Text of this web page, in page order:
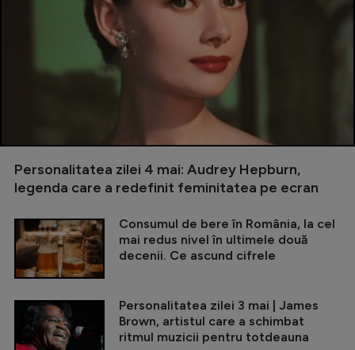
Personalitatea zilei 4 mai: Audrey Hepburn,
legenda care a redefinit feminitatea pe ecran
Consumul de bere în România, la cel
mai redus nivel în ultimele două
decenii. Ce ascund cifrele
Personalitatea zilei 3 mai | James
Brown, artistul care a schimbat
ritmul muzicii pentru totdeauna